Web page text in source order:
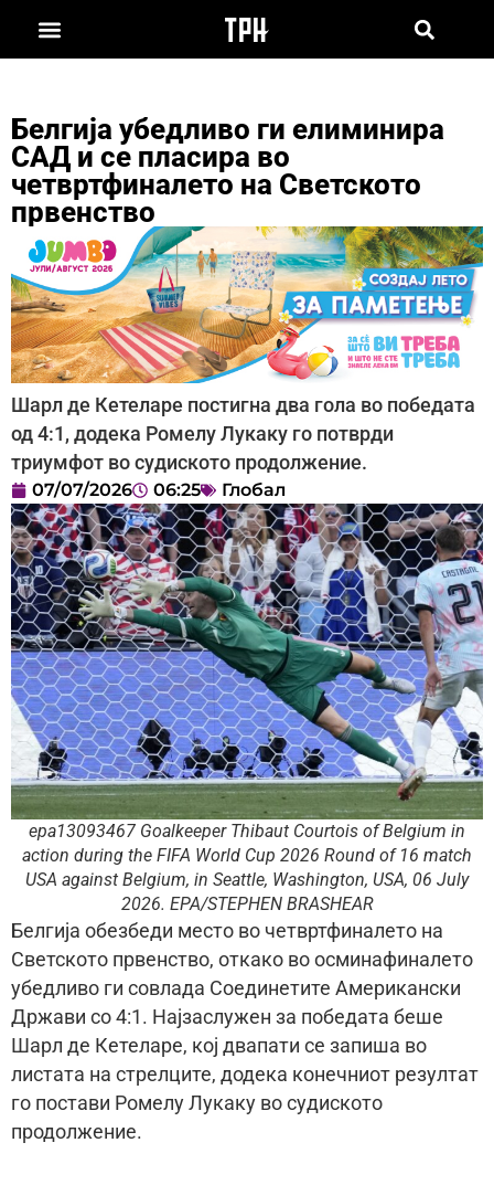
Белгија убедливо ги елиминира
САД и се пласира во
четвртфиналето на Светското
првенство
Шарл де Кетеларе постигна два гола во победата
од 4:1, додека Ромелу Лукаку го потврди
триумфот во судиското продолжение.
07/07/2026 06:25 Глобал
epa13093467 Goalkeeper Thibaut Courtois of Belgium in
action during the FIFA World Cup 2026 Round of 16 match
USA against Belgium, in Seattle, Washington, USA, 06 July
2026. EPA/STEPHEN BRASHEAR
Белгија обезбеди место во четвртфиналето на
Светското првенство, откако во осминафиналето
убедливо ги совлада Соединетите Американски
Држави со 4:1. Најзаслужен за победата беше
Шарл де Кетеларе, кој двапати се запиша во
листата на стрелците, додека конечниот резултат
го постави Ромелу Лукаку во судиското
продолжение.